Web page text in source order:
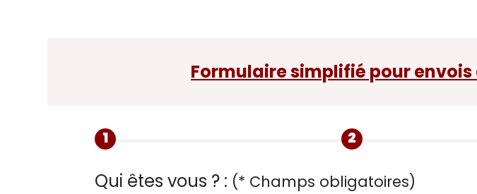
Formulaire simplifié pour
1 2
Qui êtes vous ? : (* Champs obligatoires)